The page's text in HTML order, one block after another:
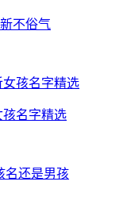
不俗气
名字精选